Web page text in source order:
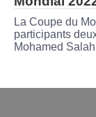
La Coupe du
participants
Mohamed